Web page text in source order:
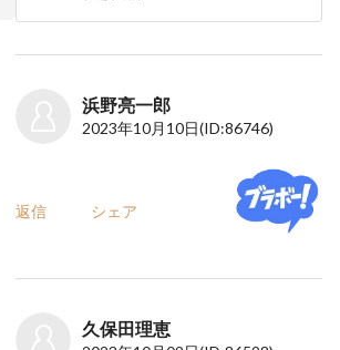
浜野亮一郎
2023年10月10日(ID:86746)
返信 シェア
久保田理恵